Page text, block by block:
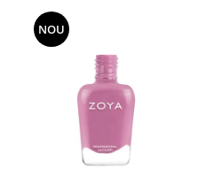
NOU